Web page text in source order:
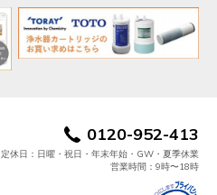
0120-952-413
定休日：日曜・祝日・年末年始・GW・夏季休業
営業時間：9時〜18時